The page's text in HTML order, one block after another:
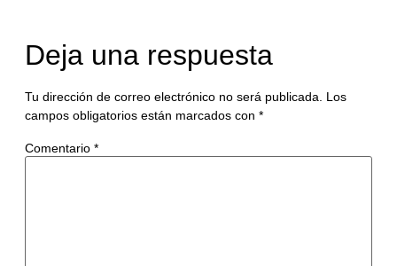
Deja una respuesta
Tu dirección de correo electrónico no será publicada.
Los
campos obligatorios están marcados con *
Comentario *